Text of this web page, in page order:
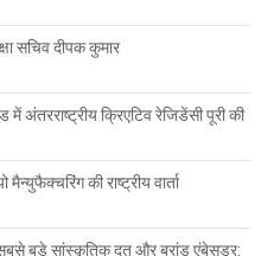
सचिव दीपक कुमार
अंतरराष्ट्रीय क्रिएटिव रेजिडेंसी पूरी की
की राष्ट्रीय वार्ता
बड़े सांस्कृतिक दूत और ब्रांड एंबेसडर: